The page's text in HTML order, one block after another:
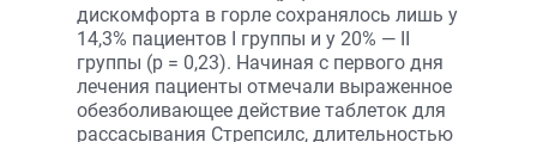
дискомфорта в горле сохранялось лишь у
14,3% пациентов I группы и у 20% — II
группы (р = 0,23). Начиная с первого дня
лечения пациенты отмечали выраженное
обезболивающее действие таблеток для
рассасывания Стрепсилс, длительностью